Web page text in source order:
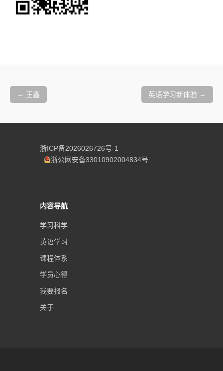
文
章
导
航
← 王鑫 英语学习新体验 →
浙ICP备2026026726号-1
浙公网安备33010902004834号
内容导航
学习科学
英语学习
课程体系
学员心得
我要报名
关于